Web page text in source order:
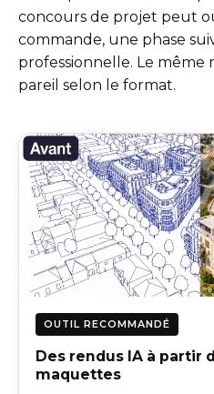
concours de projet peut
commande, une phase
professionnelle. Le même
pareil selon le format.
OUTIL RECOMMANDÉ
Des rendus IA à partir
maquettes